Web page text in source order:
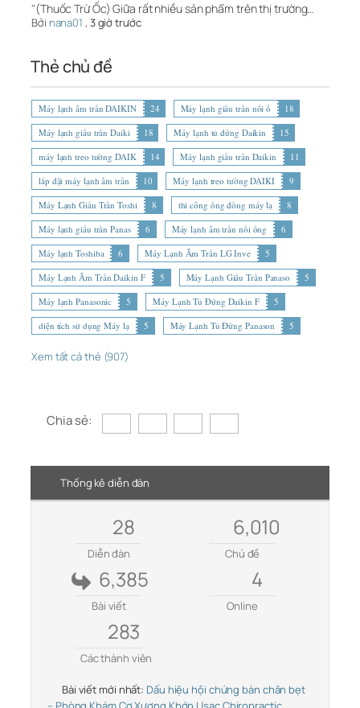
"(Thuốc Trừ Ốc) Giữa rất nhiều sản phẩm trên thị trường…
Bởi nana01 , 3 giờ trước
Thẻ chủ đề
Máy lạnh âm trần DAIKIN 24 Máy lạnh giấu trần nối ố
18
Máy lạnh giấu trần Daiki
18 Máy lạnh tủ đứng Daikin
15
máy lạnh treo tường DAIK
14 Máy lạnh giấu trần Daikin
11
lắp đặt máy lạnh âm trần
10 Máy lạnh treo tường DAIKI
9
Máy Lạnh Giấu Trần Toshi
8 thi công ống đồng máy lạ
8
Máy lạnh giấu trần Panas
6 Máy lạnh âm trần nối ống
6
Máy lạnh Toshiba
6 Máy Lạnh Âm Trần LG Inve
5
Máy Lạnh Âm Trần Daikin F
5 Máy Lạnh Giấu Trần Panaso
5
Máy lạnh Panasonic
5 Máy Lạnh Tủ Đứng Daikin F
5
diện tích sử dụng Máy lạ
5 Máy Lạnh Tủ Đứng Panason 5
Xem tất cả thẻ (907)
Chia sẻ:
Thống kê diễn đàn
28
Diễn đàn
6,010
Chủ đề
6,385
Bài viết
4
Online
283
Các thành viên
Bài viết mới nhất: Dấu hiệu hội chứng bàn chân bẹt